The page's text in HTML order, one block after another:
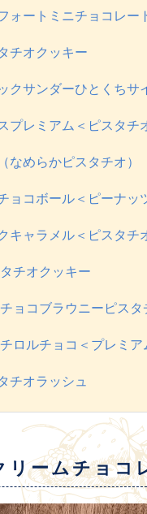
ォートミニチョコレー
チオクッキー
クサンダーひとくちサ
プレミアム＜ピスタチ
なめらかピスタチオ）
ョコボール＜ピーナッ
キャラメル＜ピスタチ
チオクッキー
ョコブラウニーピスタ
ロルチョコ＜プレミア
チオラッシュ
リームチョコ